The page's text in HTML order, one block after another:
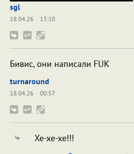
sgl
18.04.26
13:10
Бивис, они написали FUK
turnaround
18.04.26
00:57
Хе-хе-хе!!!